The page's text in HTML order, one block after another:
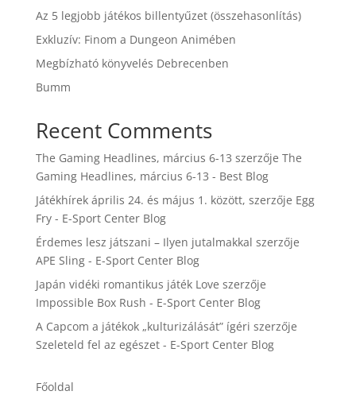
Az 5 legjobb játékos billentyűzet (összehasonlítás)
Exkluzív: Finom a Dungeon Animében
Megbízható könyvelés Debrecenben
Bumm
Recent Comments
The Gaming Headlines, március 6-13 szerzője The
Gaming Headlines, március 6-13 - Best Blog
Játékhírek április 24. és május 1. között, szerzője Egg
Fry - E-Sport Center Blog
Érdemes lesz játszani – Ilyen jutalmakkal szerzője
APE Sling - E-Sport Center Blog
Japán vidéki romantikus játék Love szerzője
Impossible Box Rush - E-Sport Center Blog
A Capcom a játékok „kulturizálását” ígéri szerzője
Szeleteld fel az egészet - E-Sport Center Blog
Főoldal